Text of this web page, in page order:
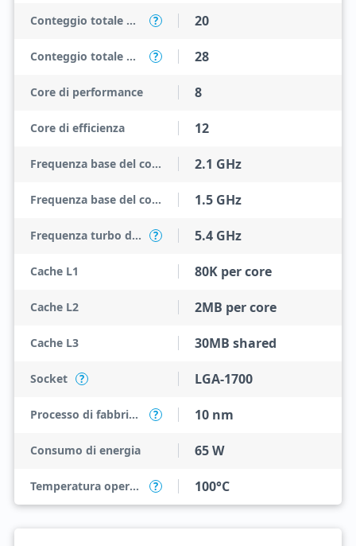
Conteggio totale dei core ? 20
Conteggio totale dei thread ? 28
Core di performance 8
Core di efficienza 12
Frequenza base del core di performance 2.1 GHz
Frequenza base del core di efficienza 1.5 GHz
Frequenza turbo del core di performance ? 5.4 GHz
Cache L1 80K per core
Cache L2 2MB per core
Cache L3 30MB shared
Socket ? LGA-1700
Processo di fabbricazione ? 10 nm
Consumo di energia 65 W
Temperatura operativa massima ? 100°C